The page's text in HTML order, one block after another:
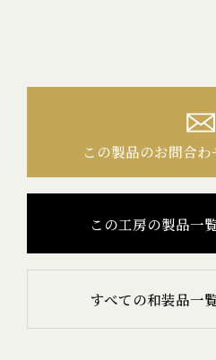
この製品のお問合わ
この工房の製品一
すべての和装品一